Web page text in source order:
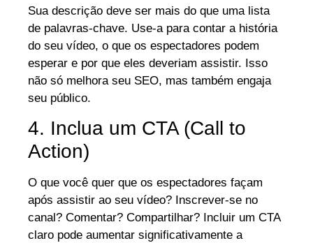
Sua descrição deve ser mais do que uma lista
de palavras-chave. Use-a para contar a história
do seu vídeo, o que os espectadores podem
esperar e por que eles deveriam assistir. Isso
não só melhora seu SEO, mas também engaja
seu público.
4. Inclua um CTA (Call to
Action)
O que você quer que os espectadores façam
após assistir ao seu vídeo? Inscrever-se no
canal? Comentar? Compartilhar? Incluir um CTA
claro pode aumentar significativamente a